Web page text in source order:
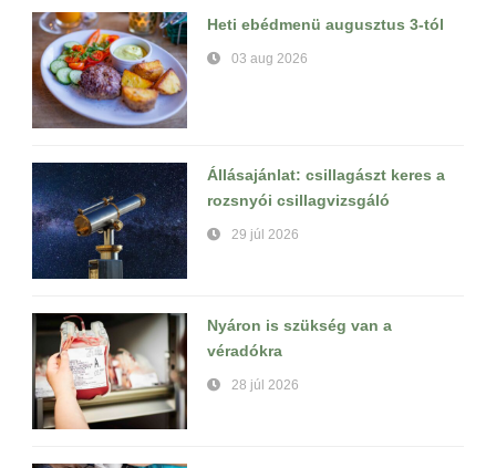
Heti ebédmenü augusztus 3-tól
03 aug 2026
Állásajánlat: csillagászt keres a
rozsnyói csillagvizsgáló
29 júl 2026
Nyáron is szükség van a
véradókra
28 júl 2026